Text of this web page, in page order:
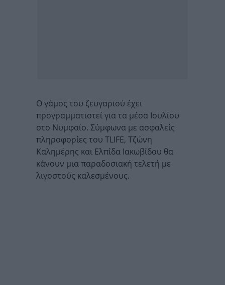
Ο γάμος του ζευγαριού έχει
προγραμματιστεί για τα μέσα Ιουλίου
στο Νυμφαίο. Σύμφωνα με ασφαλείς
πληροφορίες του TLIFE, Τζώνη
Καλημέρης και Ελπίδα Ιακωβίδου θα
κάνουν μια παραδοσιακή τελετή με
λιγοστούς καλεσμένους.